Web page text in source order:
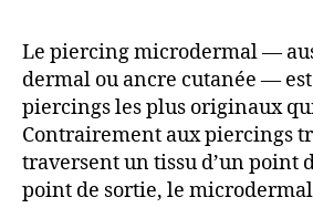
Le piercing microdermal —
dermal ou ancre cutanée — est
piercings les plus originaux
Contrairement aux piercings
traversent un tissu d’un point
point de sortie, le microdermal